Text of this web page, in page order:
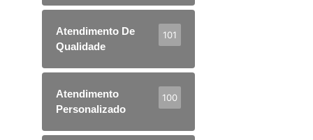
Atendimento De
Qualidade
101
Atendimento
Personalizado
100